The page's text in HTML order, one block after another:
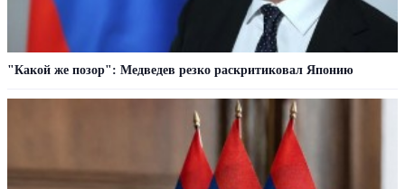
"Какой же позор": Медведев резко раскритиковал Японию